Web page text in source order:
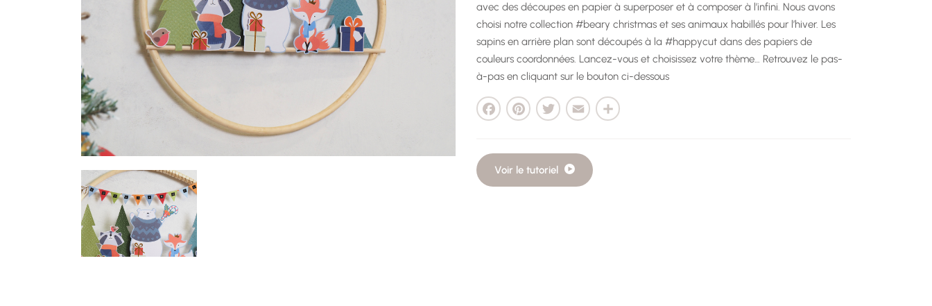
avec des découpes en papier à superposer et à composer à l’infini. Nous avons
choisi notre collection #beary christmas et ses animaux habillés pour l’hiver. Les
sapins en arrière plan sont découpés à la #happycut dans des papiers de
couleurs coordonnées. Lancez-vous et choisissez votre thème… Retrouvez le pas-
à-pas en cliquant sur le bouton ci-dessous
Voir le tutoriel